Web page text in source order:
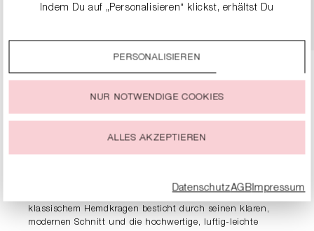
DETAILS
PRODUKTDETAILS
klassischem Hemdkragen besticht durch seinen klaren,
modernen Schnitt und die hochwertige, luftig-leichte
Indem Du auf „Personalisieren“ klickst, erhältst Du
Durch einen Klick auf das Auswahlfeld „Alle akzeptieren“
stimmst Du der Verwendung aller Cookies zu, die unter
jeder Zeit ändern oder widerrufen.
PERSONALISIEREN
NUR NOTWENDIGE COOKIES
ALLES AKZEPTIEREN
DatenschutzAGBImpressum